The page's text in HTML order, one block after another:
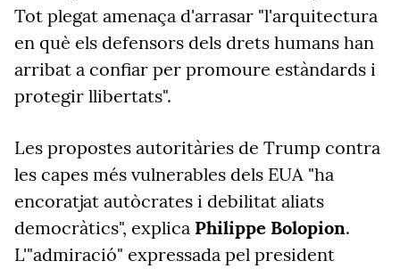
Tot plegat amenaça d'arrasar "l'arquitectura
en què els defensors dels drets humans han
arribat a confiar per promoure estàndards i
protegir llibertats".
Les propostes autoritàries de Trump contra
les capes més vulnerables dels EUA "ha
encoratjat autòcrates i debilitat aliats
democràtics", explica Philippe Bolopion.
L'"admiració" expressada pel president